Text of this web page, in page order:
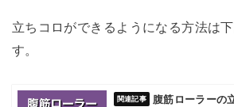
立ちコロができるようになる方法は
す。
腹筋ローラーの